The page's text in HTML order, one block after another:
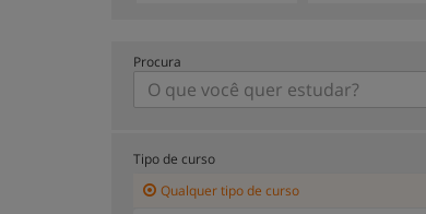
Procura
Tipo de curso
Qualquer tipo de curso